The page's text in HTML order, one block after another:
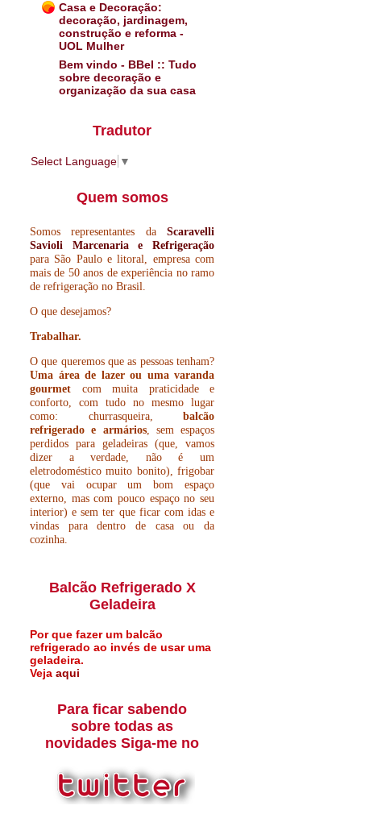
Casa e Decoração:
decoração, jardinagem,
construção e reforma -
UOL Mulher
Bem vindo - BBel :: Tudo
sobre decoração e
organização da sua casa
Tradutor
Select Language ▼
Quem somos
Somos representantes da Scaravelli
Savioli Marcenaria e Refrigeração
para São Paulo e litoral, empresa com
mais de 50 anos de experiência no ramo
de refrigeração no Brasil.
O que desejamos?
Trabalhar.
O que queremos que as pessoas tenham?
Uma área de lazer ou uma varanda
gourmet com muita praticidade e
conforto, com tudo no mesmo lugar
como: churrasqueira, balcão
refrigerado e armários, sem espaços
perdidos para geladeiras (que, vamos
dizer a verdade, não é um
eletrodoméstico muito bonito), frigobar
(que vai ocupar um bom espaço
externo, mas com pouco espaço no seu
interior) e sem ter que ficar com idas e
vindas para dentro de casa ou da
cozinha.
Balcão Refrigerado X
Geladeira
Por que fazer um balcão
refrigerado ao invés de usar uma
geladeira.
Veja aqui
Para ficar sabendo
sobre todas as
novidades Siga-me no